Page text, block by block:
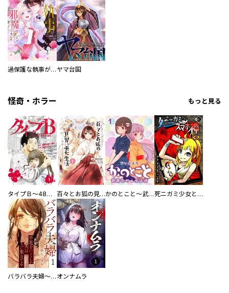
過保護な執事が私の婚活を邪魔してきます！ ヤマ台国
怪奇・ホラー もっと見る
タイプＢ～48時間後、致死率100％～【単話】 百々とお狐の見習い巫女生活【単行本版】 かのとこと～武蔵花町怪話譚～ 【連載版】 死ニガミ少女とスマホ神
バラバラ夫婦～手足をなくした夫はまだ生きてる オンナムラ